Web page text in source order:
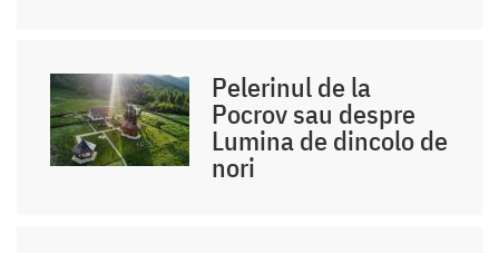
Pelerinul de la
Pocrov sau despre
Lumina de dincolo de
nori